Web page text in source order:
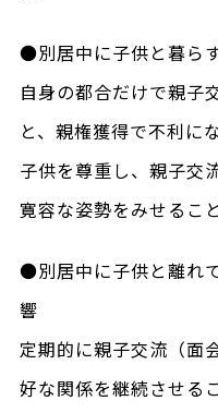
●別居中に子供と暮ら
自身の都合だけで親子
と、親権獲得で不利に
子供を尊重し、親子交
寛容な姿勢をみせるこ
●別居中に子供と離れ
響
定期的に親子交流（面
好な関係を継続させる